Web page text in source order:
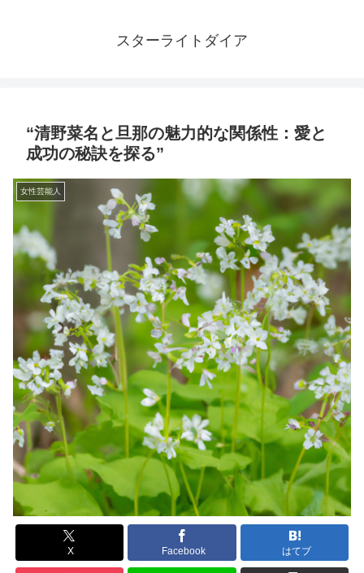
スターライトダイア
“清野菜名と旦那の魅力的な関係性：愛と
成功の秘訣を探る”
女性芸能人
X Facebook はてブ